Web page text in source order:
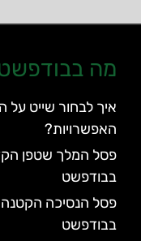
מה
איך לבחור שייט על
האפשרויות?
בבודפשט
בבודפשט